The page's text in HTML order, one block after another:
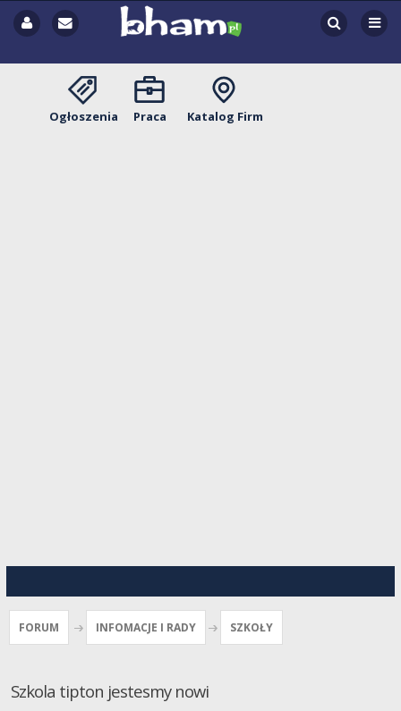
Ogłoszenia Praca Katalog Firm
FORUM INFOMACJE I RADY SZKOŁY
Szkola tipton jestesmy nowi